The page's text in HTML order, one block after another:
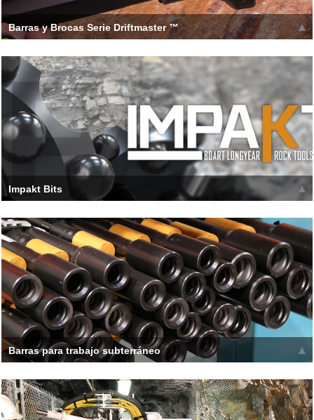
Barras y Brocas Serie Driftmaster ™
estrés de dos maneras clave: el grifo Leer más >>
Impakt Bits
3rd-party testing, the IMPAKT Leer más >>
Barras para trabajo subterráneo
carburadas de Boart Longyear están fabricadas para una
resistencia máxima Leer más >>